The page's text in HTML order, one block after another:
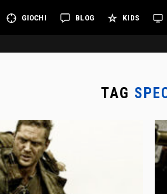
GIOCHI BLOG KIDS
TAG